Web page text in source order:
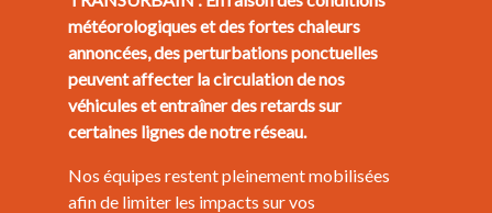
météorologiques et des fortes chaleurs
annoncées, des perturbations ponctuelles
peuvent affecter la circulation de nos
véhicules et entraîner des retards sur
certaines lignes de notre réseau.
Nos équipes restent pleinement mobilisées
afin de limiter les impacts sur vos